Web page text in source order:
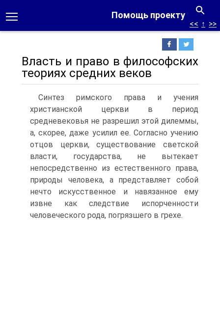
Помощь проекту
<< ↑ >>
Власть и право в философских
теориях средних веков
Синтез римского права и учения
христианской церкви в период
средневековья не разрешил этой дилеммы,
а, скорее, даже усилил ее. Согласно учению
отцов церкви, существование светской
власти, государства, не вытекает
непосредственно из естественного права,
природы человека, а представляет собой
нечто искусственное и навязанное ему
извне как следствие испорченности
человеческого рода, погрязшего в грехе.